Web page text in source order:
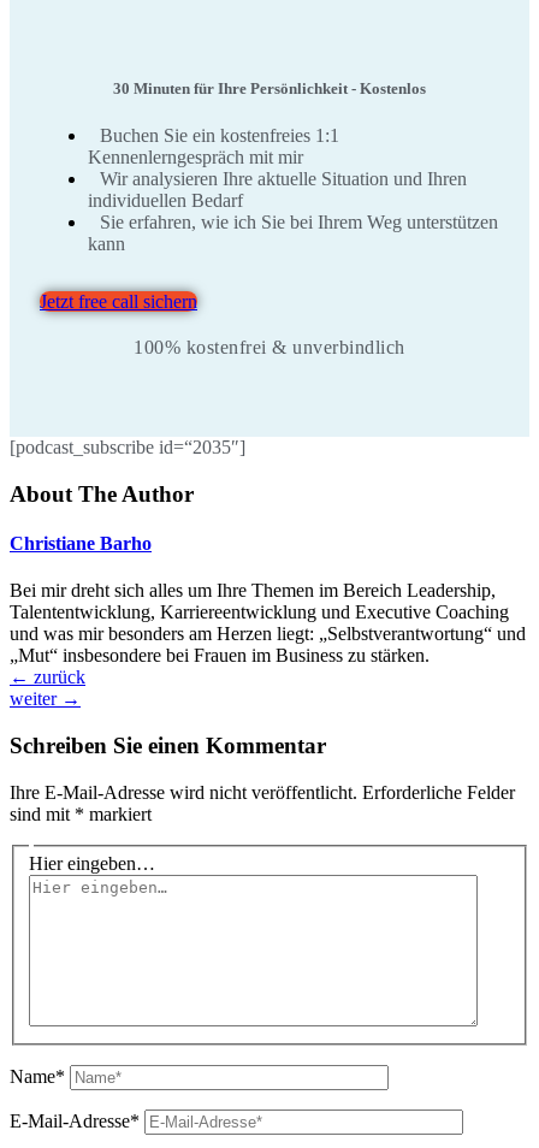
30 Minuten für Ihre Persönlichkeit - Kostenlos
Buchen Sie ein kostenfreies 1:1
Kennenlerngespräch mit mir
Wir analysieren Ihre aktuelle Situation und Ihren
individuellen Bedarf
Sie erfahren, wie ich Sie bei Ihrem Weg unterstützen
kann
Jetzt free call sichern
100% kostenfrei & unverbindlich
[podcast_subscribe id=“2035″]
About The Author
Christiane Barho
Bei mir dreht sich alles um Ihre Themen im Bereich Leadership,
Talententwicklung, Karriereentwicklung und Executive Coaching
und was mir besonders am Herzen liegt: „Selbstverantwortung“ und
„Mut“ insbesondere bei Frauen im Business zu stärken.
← zurück
weiter →
Schreiben Sie einen Kommentar
Ihre E-Mail-Adresse wird nicht veröffentlicht. Erforderliche Felder
sind mit * markiert
Hier eingeben…
Name*
E-Mail-Adresse*